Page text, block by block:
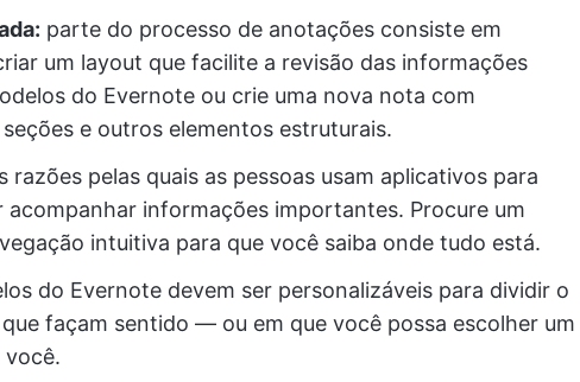
parte do processo de anotações consiste em
um layout que facilite a revisão das informações
do Evernote ou crie uma nova nota com
e outros elementos estruturais.
razões pelas quais as pessoas usam aplicativos para
informações importantes. Procure um
intuitiva para que você saiba onde tudo está.
do Evernote devem ser personalizáveis para dividir o
façam sentido — ou em que você possa escolher um
você.